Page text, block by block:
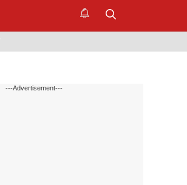
---Advertisement---